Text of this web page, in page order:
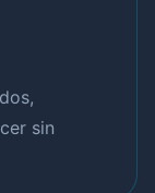
sin